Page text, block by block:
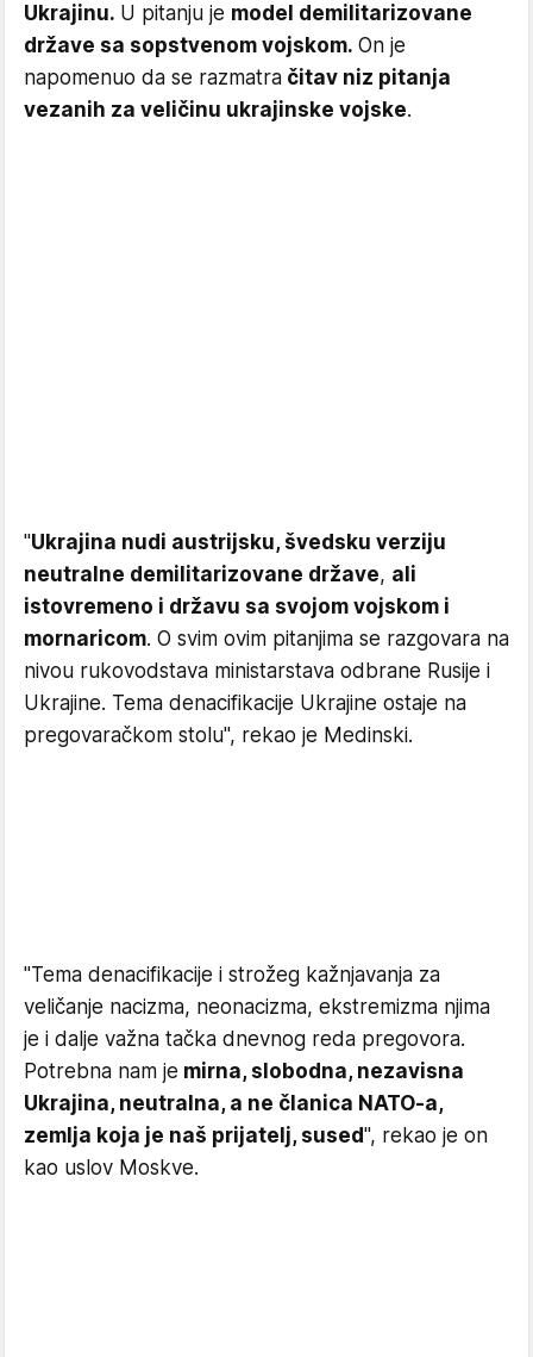
Ukrajinu. U pitanju je model demilitarizovane
države sa sopstvenom vojskom. On je
napomenuo da se razmatra čitav niz pitanja
vezanih za veličinu ukrajinske vojske.
"Ukrajina nudi austrijsku, švedsku verziju
neutralne demilitarizovane države, ali
istovremeno i državu sa svojom vojskom i
mornaricom. O svim ovim pitanjima se razgovara na
nivou rukovodstava ministarstava odbrane Rusije i
Ukrajine. Tema denacifikacije Ukrajine ostaje na
pregovaračkom stolu", rekao je Medinski.
"Tema denacifikacije i strožeg kažnjavanja za
veličanje nacizma, neonacizma, ekstremizma njima
je i dalje važna tačka dnevnog reda pregovora.
Potrebna nam je mirna, slobodna, nezavisna
Ukrajina, neutralna, a ne članica NATO-a,
zemlja koja je naš prijatelj, sused", rekao je on
kao uslov Moskve.